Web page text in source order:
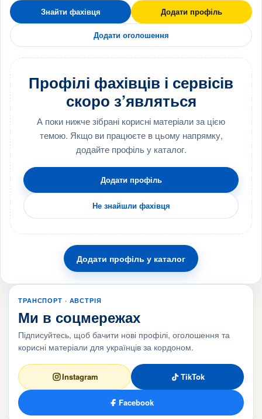
Знайти фахівця Додати профіль
Додати оголошення
Профілі фахівців і сервісів
скоро з’являться
А поки нижче зібрані корисні матеріали за цією
темою. Якщо ви працюєте в цьому напрямку,
додайте профіль у каталог.
Додати профіль
Не знайшли фахівця
Додати профіль у каталог
ТРАНСПОРТ · АВСТРІЯ
Ми в соцмережах
Підписуйтесь, щоб бачити нові профілі, оголошення та
корисні матеріали для українців за кордоном.
Instagram TikTok
Facebook